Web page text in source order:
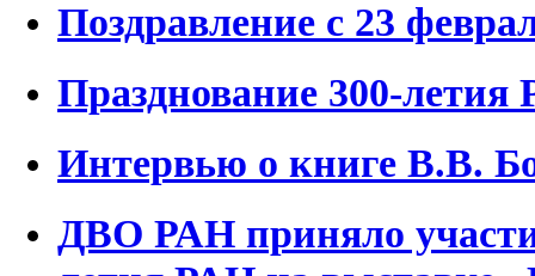
Поздравление с 23
Празднование 300-летия
Интервью о книге В.В.
ДВО РАН приняло